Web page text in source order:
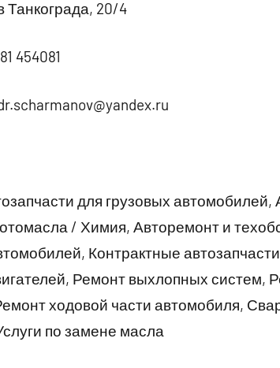
Танкограда, 20/4
454081
для грузовых
/ Химия, Авторемонт и
Контрактные
Ремонт выхлопных систем,
ходовой части автомобиля,
по замене масла